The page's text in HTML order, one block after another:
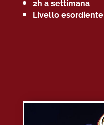
2h a settimana
Livello esordiente